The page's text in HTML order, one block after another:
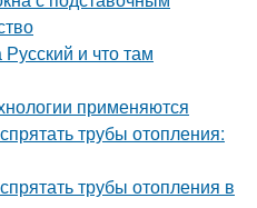
и что там
применяются
трубы отопления:
трубы отопления в